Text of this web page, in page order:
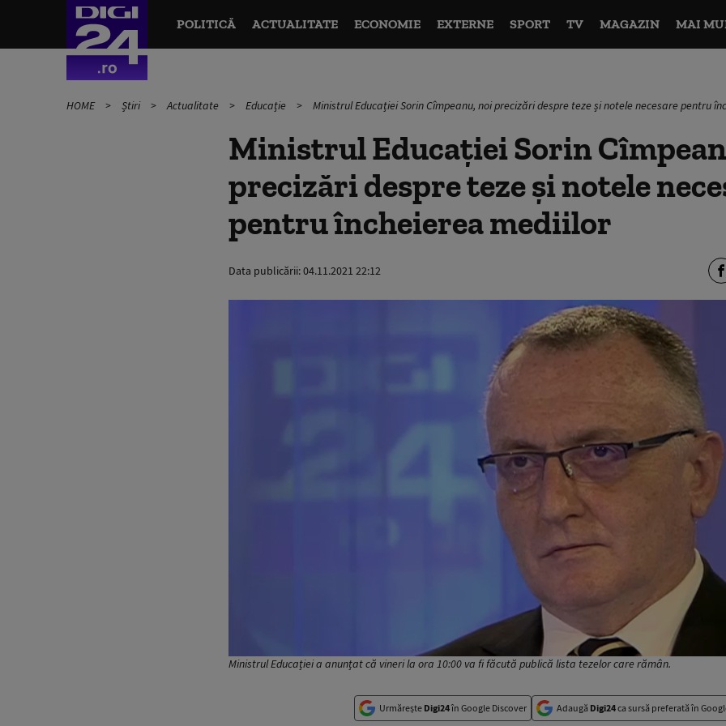
POLITICĂ ACTUALITATE ECONOMIE EXTERNE SPORT TV MAGAZIN MAI
HOME Știri Actualitate Educație Ministrul Educației Sorin Cîmpeanu, noi precizări despre teze și notele necesare pentru
Ministrul Educației Sorin
precizări despre teze și notele
pentru încheierea mediilor
Data publicării:04.11.2021 22:12
Ministrul Educației a anunțat că vineri la ora 10:00 va fi făcută publică lista tezelor care rămân.
Urmărește Digi24în Google Discover Adaugă Digi24ca sursă preferată în